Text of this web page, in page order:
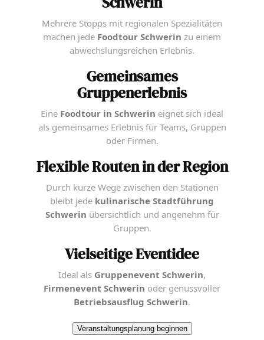
Mehrere Stopps mit regionalen Spezialitäten
machen jede Foodtour Schwerin zu einem
abwechslungsreichen Erlebnis.
Gemeinsames
Gruppenerlebnis
Eine Foodtour in Schwerin eignet sich ideal
als gemeinsames Erlebnis für Teams, Gruppen
oder Firmen.
Flexible Routen in der Region
Durch kurze Wege zwischen den Stationen
bleibt jede kulinarische Stadtführung
Schwerin übersichtlich und angenehm für
Gruppen.
Vielseitige Eventidee
Ideal als Gruppenevent Schwerin,
Firmenevent Schwerin oder genussvoller
Betriebsausflug Schwerin.
Veranstaltungsplanung beginnen